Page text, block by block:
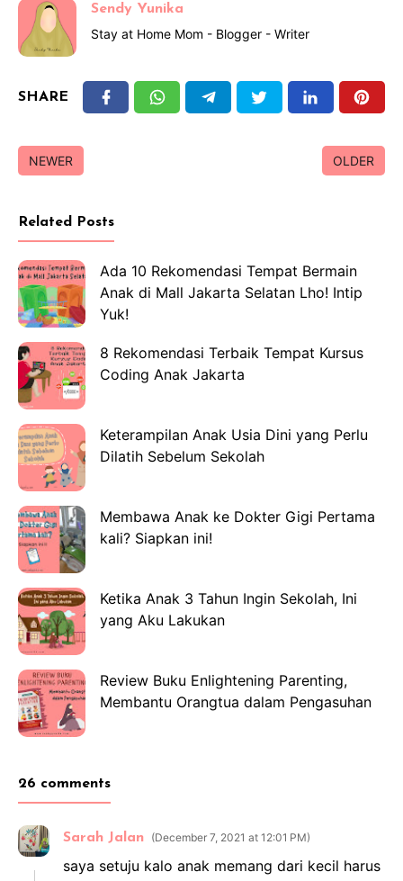
Sendy Yunika
Stay at Home Mom - Blogger - Writer
SHARE
NEWER OLDER
Related Posts
Ada 10 Rekomendasi Tempat Bermain
Anak di Mall Jakarta Selatan Lho! Intip
Yuk!
8 Rekomendasi Terbaik Tempat Kursus
Coding Anak Jakarta
Keterampilan Anak Usia Dini yang Perlu
Dilatih Sebelum Sekolah
Membawa Anak ke Dokter Gigi Pertama
kali? Siapkan ini!
Ketika Anak 3 Tahun Ingin Sekolah, Ini
yang Aku Lakukan
Review Buku Enlightening Parenting,
Membantu Orangtua dalam Pengasuhan
26 comments
Sarah Jalan December 7, 2021 at 12:01 PM
saya setuju kalo anak memang dari kecil harus